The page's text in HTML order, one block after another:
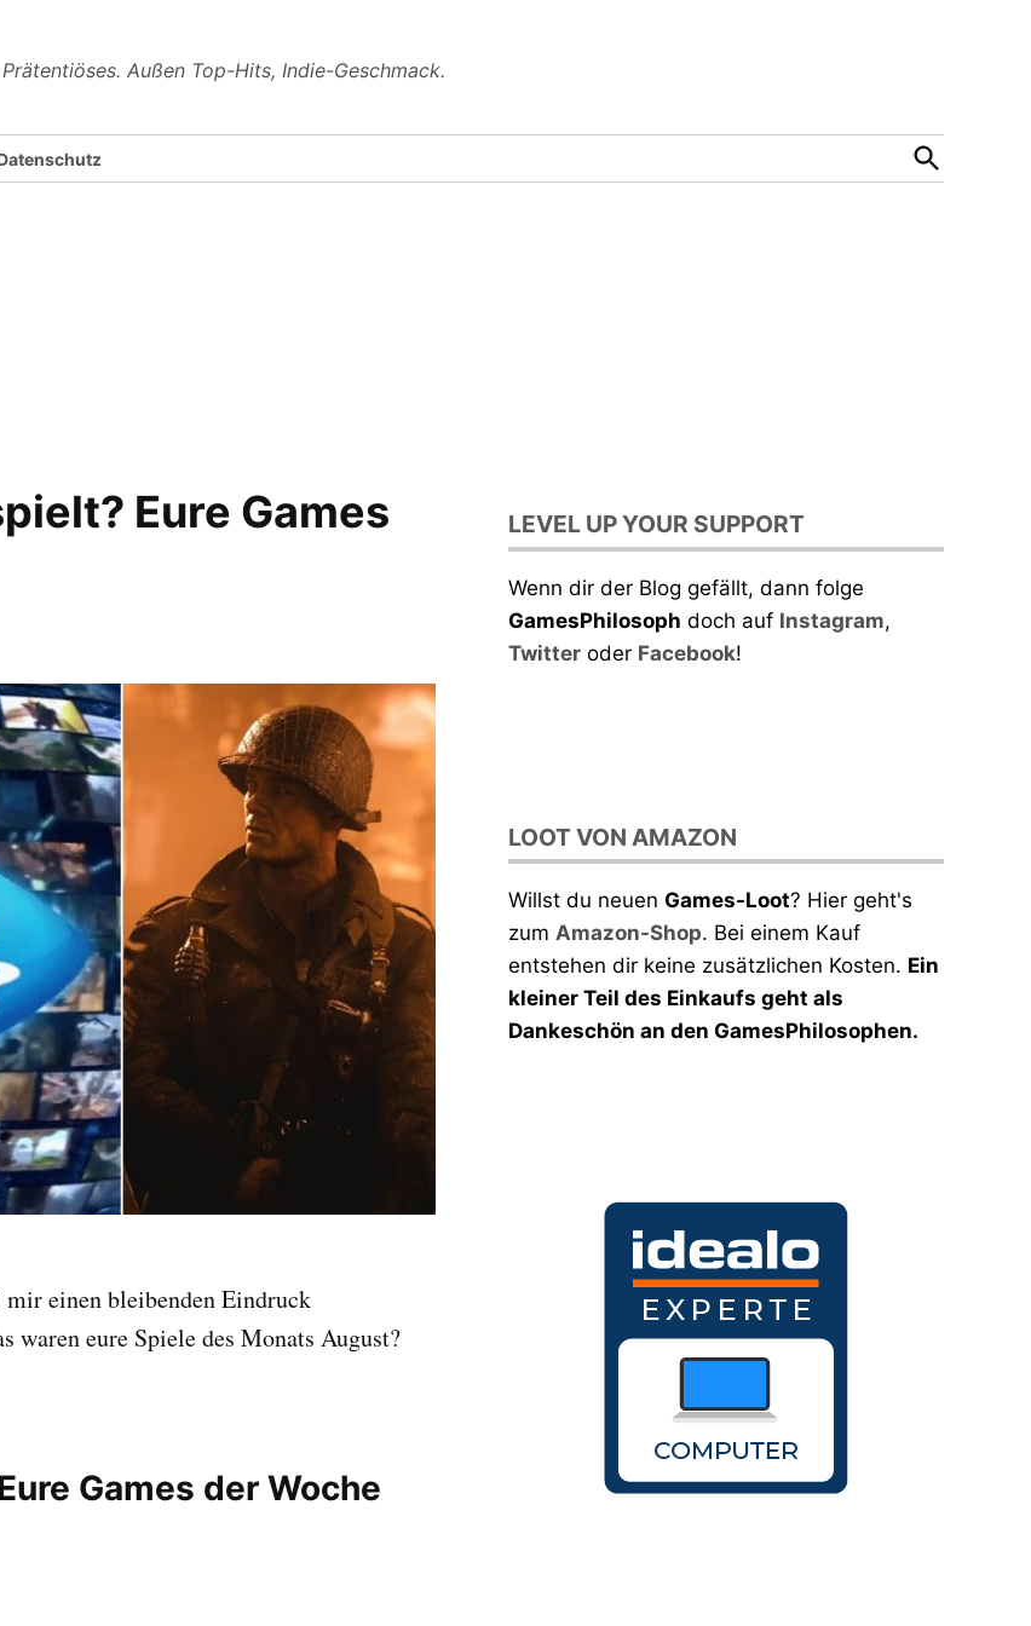
Außen Top-Hits, Indie-Geschmack.
Open
Search
Eure Games
mir einen bleibenden Eindruck
waren eure Spiele des Monats August?
Games der Woche
LEVEL UP YOUR SUPPORT
Wenn dir der Blog gefällt, dann folge
GamesPhilosoph doch auf Instagram,
Twitter oder Facebook!
LOOT VON AMAZON
Willst du neuen Games-Loot? Hier geht's
zum Amazon-Shop. Bei einem Kauf
entstehen dir keine zusätzlichen Kosten. Ein
kleiner Teil des Einkaufs geht als
Dankeschön an den GamesPhilosophen.